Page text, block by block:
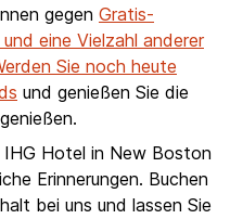
gegen Gratis-
eine Vielzahl anderer
Sie noch heute
und genießen Sie die
Hotel in New Boston
Erinnerungen. Buchen
bei uns und lassen Sie